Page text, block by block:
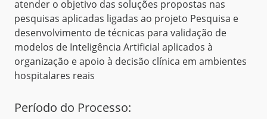
atender o objetivo das soluções propostas nas
pesquisas aplicadas ligadas ao projeto Pesquisa e
desenvolvimento de técnicas para validação de
modelos de Inteligência Artificial aplicados à
organização e apoio à decisão clínica em ambientes
hospitalares reais
Período do Processo: